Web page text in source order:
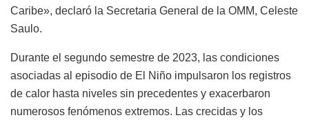
Caribe», declaró la Secretaria General de la OMM, Celeste
Saulo.
Durante el segundo semestre de 2023, las condiciones
asociadas al episodio de El Niño impulsaron los registros
de calor hasta niveles sin precedentes y exacerbaron
numerosos fenómenos extremos. Las crecidas y los